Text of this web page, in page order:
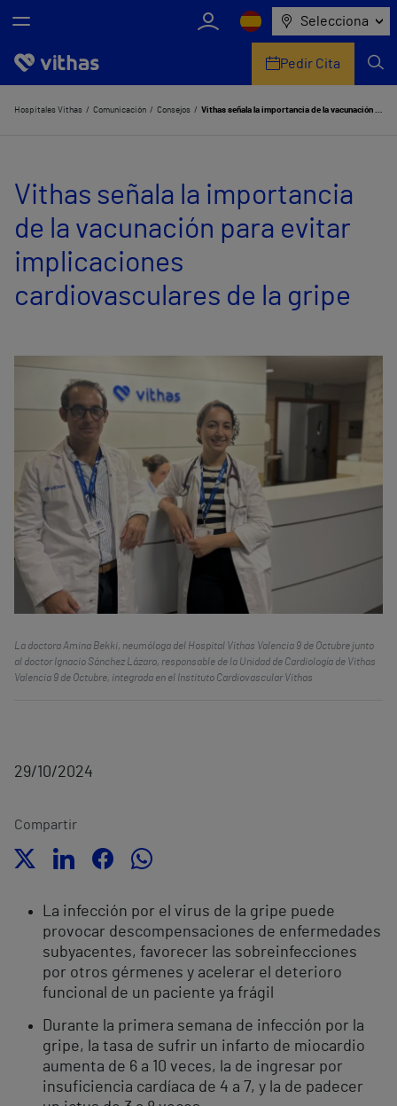
Selecciona
Nosotros
Servicios de salud
Equipo médico y asistencial
Información útil
Pedir Cita
Hospitales Vithas Comunicación Consejos Vithas señala la importancia de la vacunación para evitar implicaciones cardiovasculares de la gripe
Vithas señala la importancia
de la vacunación para evitar
implicaciones
cardiovasculares de la gripe
La doctora Amina Bekki, neumóloga del Hospital Vithas Valencia 9 de Octubre junto
al doctor Ignacio Sánchez Lázaro, responsable de la Unidad de Cardiología de Vithas
Valencia 9 de Octubre, integrada en el Instituto Cardiovascular Vithas
29/10/2024
Compartir
La infección por el virus de la gripe puede
provocar descompensaciones de enfermedades
subyacentes, favorecer las sobreinfecciones
por otros gérmenes y acelerar el deterioro
funcional de un paciente ya frágil
Durante la primera semana de infección por la
gripe, la tasa de sufrir un infarto de miocardio
aumenta de 6 a 10 veces, la de ingresar por
insuficiencia cardíaca de 4 a 7, y la de padecer